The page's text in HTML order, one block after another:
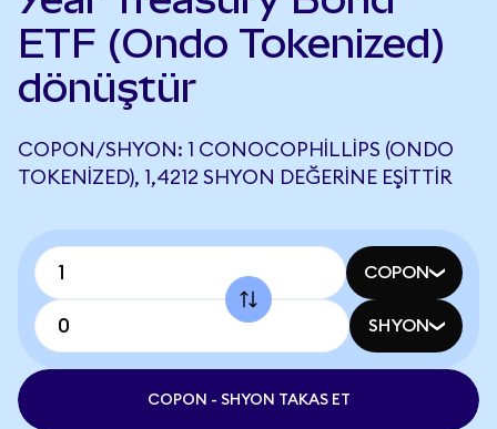
ETF (Ondo Tokenized)
dönüştür
COPON/SHYON: 1 CONOCOPHILLIPS (ONDO
TOKENIZED), 1,4212 SHYON DEĞERINE EŞITTIR
COPON
SHYON
COPON - SHYON TAKAS ET